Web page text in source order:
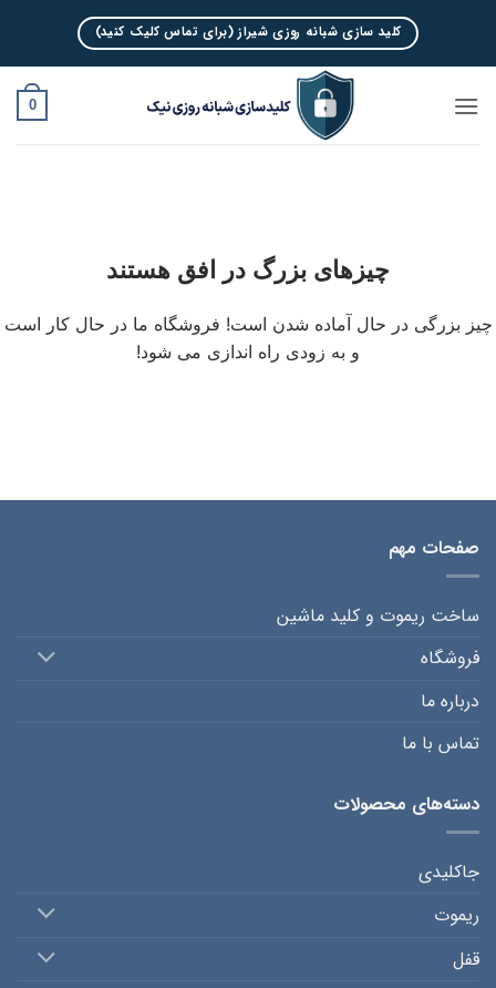
content
کلید سازی شبانه روزی شیراز (برای تماس کلیک کنید)
0
چیزهای بزرگ در افق هستند
چیز بزرگی در حال آماده شدن است! فروشگاه ما در حال کار است
و به زودی راه اندازی می شود!
صفحات مهم
ساخت ریموت و کلید ماشین
فروشگاه
درباره ما
تماس با ما
دسته‌های محصولات
جاکلیدی
ریموت
قفل